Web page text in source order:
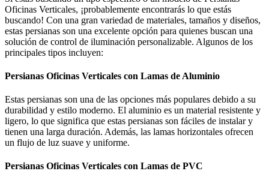
Oficinas Verticales, ¡probablemente encontrarás lo que estás
buscando! Con una gran variedad de materiales, tamaños y diseños,
estas persianas son una excelente opción para quienes buscan una
solución de control de iluminación personalizable. Algunos de los
principales tipos incluyen:
Persianas Oficinas Verticales con Lamas de Aluminio
Estas persianas son una de las opciones más populares debido a su
durabilidad y estilo moderno. El aluminio es un material resistente y
ligero, lo que significa que estas persianas son fáciles de instalar y
tienen una larga duración. Además, las lamas horizontales ofrecen
un flujo de luz suave y uniforme.
Persianas Oficinas Verticales con Lamas de PVC